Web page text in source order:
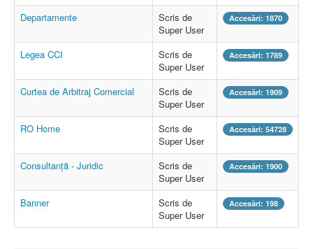
Departamente
Scris de
Super User
Accesări: 1870
Legea CCI
Scris de
Super User
Accesări: 1789
Curtea de Arbitraj Comercial
Scris de
Super User
Accesări: 1909
RO Home
Scris de
Super User
Accesări: 54728
Consultanță - Juridic
Scris de
Super User
Accesări: 1900
Banner
Scris de
Super User
Accesări: 198